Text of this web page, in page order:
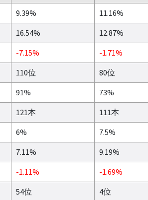
9.39% 11.16%
16.54% 12.87%
-7.15% -1.71%
110位 80位
91% 73%
121本 111本
6% 7.5%
7.11% 9.19%
-1.11% -1.69%
54位 4位